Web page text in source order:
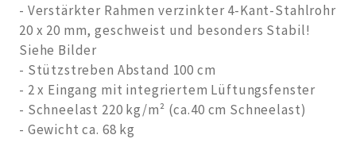
- Verstärkter Rahmen verzinkter 4-Kant-Stahlrohr
20 x 20 mm, geschweist und besonders Stabil!
Siehe Bilder
- Stützstreben Abstand 100 cm
- 2 x Eingang mit integriertem Lüftungsfenster
- Schneelast 220 kg/m² (ca.40 cm Schneelast)
- Gewicht ca. 68 kg